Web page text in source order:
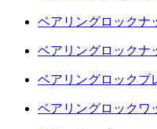
ベアリングロックナ
ベアリングロックナ
ベアリングロックプ
ベアリングロックワ